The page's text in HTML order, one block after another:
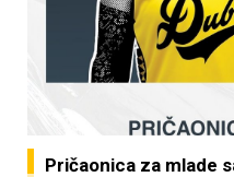
Pričaonica za mlade